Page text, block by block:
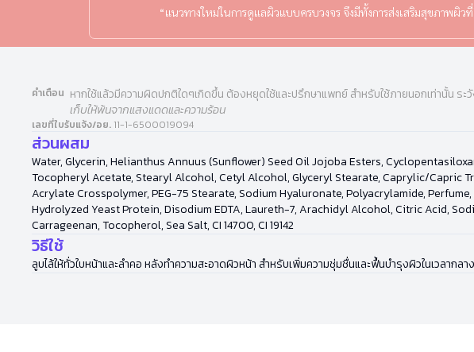
“แนวทางใหม่ในการดูแลผิวแบบครบวงจร จึงมีทั้งการส่งเสริมสุขภาพผิว
คำเตือน หากใช้แล้วมีความผิดปกติใดๆเกิดขึ้น ต้องหยุดใช้และปรึกษาแพทย์ สำหรับใช้ภายนอกเท่านั้น ระวั
เก็บให้พ้นจากแสงแดดและความร้อน
เลขที่ใบรับแจ้ง/อย. 11-1-6500019094
ส่วนผสม
Water, Glycerin, Helianthus Annuus (Sunflower) Seed Oil Jojoba Esters,
Tocopheryl Acetate, Stearyl Alcohol, Cetyl Alcohol, Glyceryl Stearate, Caprylic/Capric
Acrylate Crosspolymer, PEG-75 Stearate, Sodium Hyaluronate, Polyacrylamide,
Hydrolyzed Yeast Protein, Disodium EDTA, Laureth-7, Arachidyl Alcohol, Citric Acid,
Carrageenan, Tocopherol, Sea Salt, CI 14700, CI 19142
วิธีใช้
ลูบไล้ให้ทั่วใบหน้าและลำคอ หลังทำความสะอาดผิวหน้า สำหรับเพิ่มความชุ่มชื่นและฟื้นบำรุงผิวในเวลากล